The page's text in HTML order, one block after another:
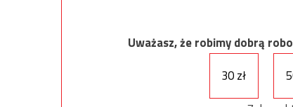
Uważasz, że robimy dobrą
30 zł